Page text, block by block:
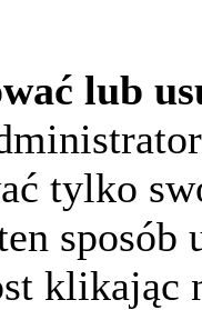
lub
tylko
sposób
klikając